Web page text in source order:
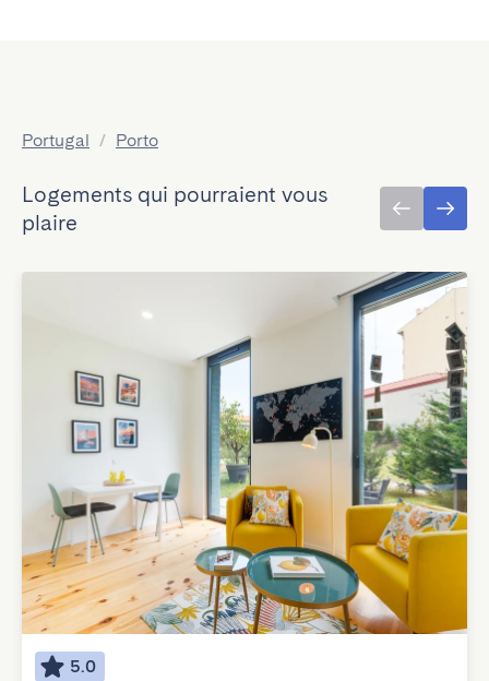
Portugal / Porto
Logements qui pourraient vous
plaire
5.0